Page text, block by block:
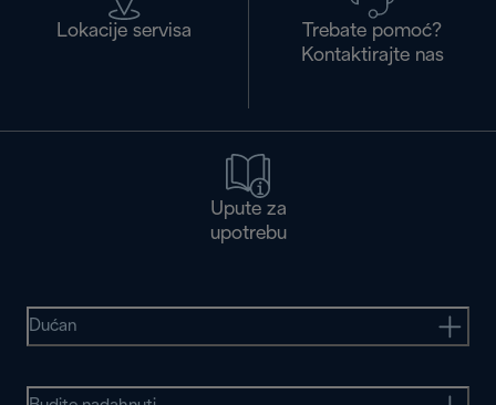
Lokacije servisa
Trebate pomoć?
Kontaktirajte nas
Upute za
upotrebu
Dućan